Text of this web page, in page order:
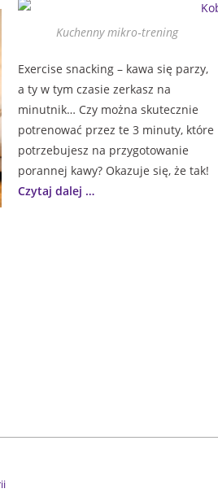
Kuchenny mikro‑trening
Exercise snacking – kawa się parzy,
a ty w tym czasie zerkasz na
minutnik… Czy można skutecznie
potrenować przez te 3 minuty, które
potrzebujesz na przygotowanie
porannej kawy? Okazuje się, że tak!
Czytaj dalej …